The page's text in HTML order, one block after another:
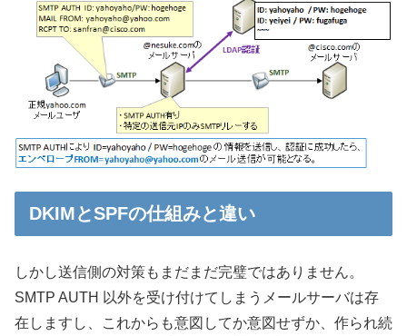
DKIMとSPFの仕組みと違い
しかし送信側の対策もまだまだ完璧ではありません。
SMTP AUTH 以外を受け付けてしまうメールサーバは存
在しますし、これからも意図してか意図せずか、作られ続